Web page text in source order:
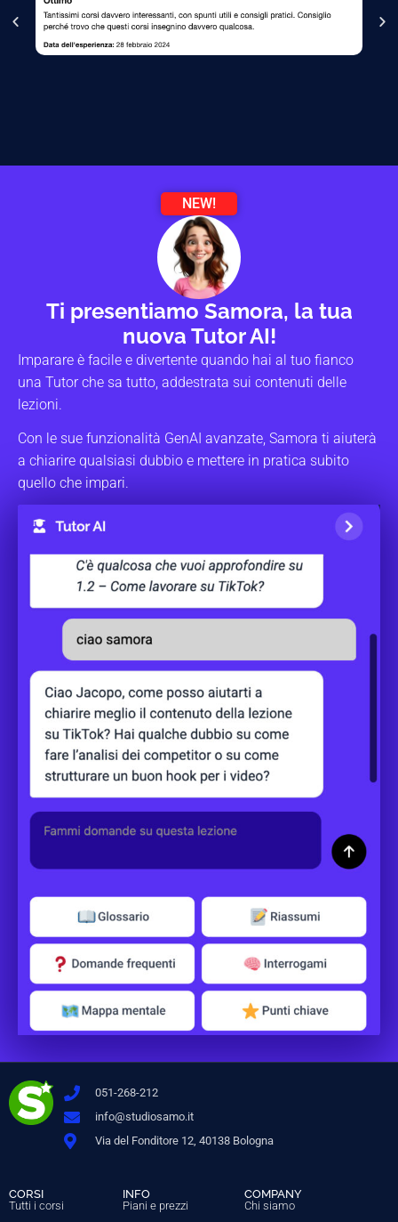
NEW!
Ti presentiamo Samora, la tua
nuova Tutor AI!
Imparare è facile e divertente quando hai al tuo fianco
una Tutor che sa tutto, addestrata sui contenuti delle
lezioni.
Con le sue funzionalità GenAI avanzate, Samora ti aiuterà
a chiarire qualsiasi dubbio e mettere in pratica subito
quello che impari.
051-268-212
info@studiosamo.it
Via del Fonditore 12, 40138 Bologna
CORSI
Tutti i corsi
INFO
Piani e prezzi
COMPANY
Chi siamo